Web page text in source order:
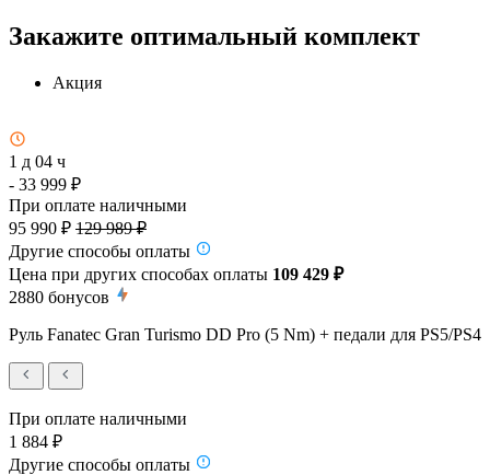
Закажите оптимальный комплект
Акция
1 д 04 ч
- 33 999 ₽
При оплате наличными
95 990 ₽ 129 989 ₽
Другие способы оплаты
Цена при других способах оплаты 109 429 ₽
2880 бонусов
Руль Fanatec Gran Turismo DD Pro (5 Nm) + педали для PS5/PS4
При оплате наличными
1 884 ₽
Другие способы оплаты